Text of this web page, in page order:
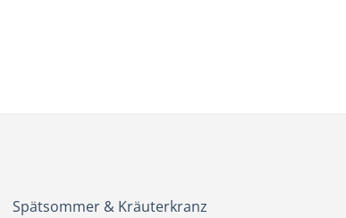
Spätsommer & Kräuterkranz